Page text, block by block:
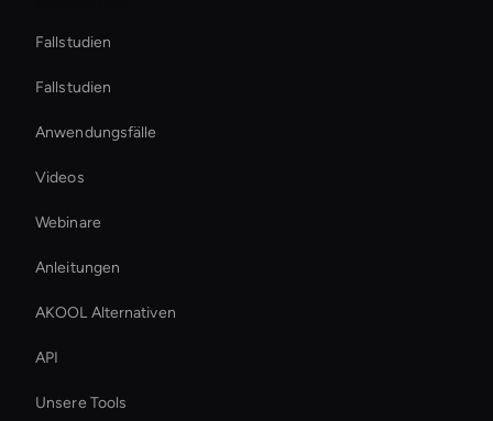
Fallstudien
Fallstudien
Anwendungsfälle
Videos
Webinare
Anleitungen
AKOOL Alternativen
API
Unsere Tools